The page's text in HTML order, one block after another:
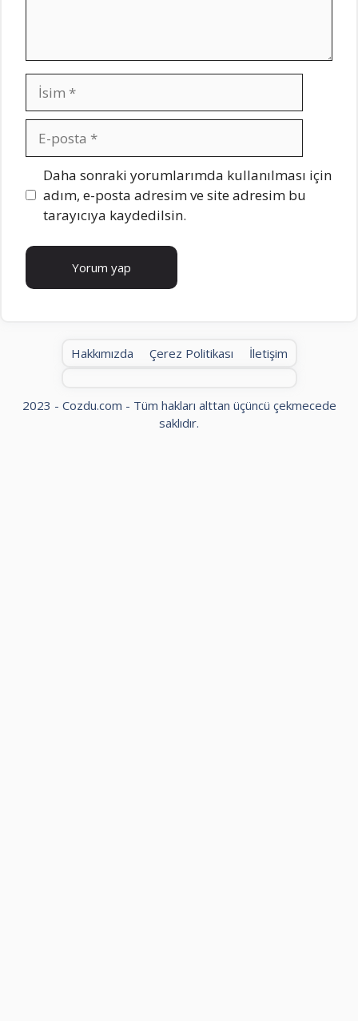
İsim
posta
Daha sonraki yorumlarımda kullanılması için
adım, e-posta adresim ve site adresim bu
tarayıcıya kaydedilsin.
Hakkımızda Çerez Politikası İletişim
2023 - Cozdu.com - Tüm hakları alttan üçüncü çekmecede
saklıdır.